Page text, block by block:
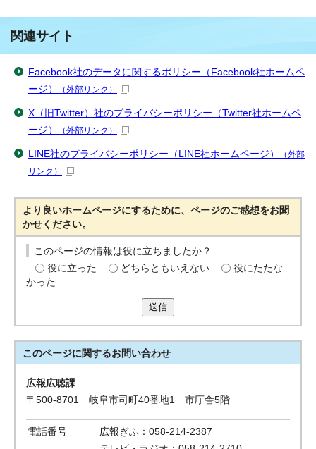
関連サイト
Facebook社のデータに関するポリシー（Facebook社ホームペ
ージ）
（外部リンク）
X（旧Twitter）社のプライバシーポリシー（Twitter社ホームペ
ージ）
（外部リンク）
LINE社のプライバシーポリシー（LINE社ホームページ）
（外部
リンク）
より良いホームページにするために、ページのご感想をお聞
かせください。
このページの情報は役に立ちましたか？
役に立った
どちらともいえない
役にたたな
かった
送信
このページに関するお問い合わせ
広報広聴課
〒500-8701 岐阜市司町40番地1 市庁舎5階
電話番号
広報ぎふ：058-214-2387